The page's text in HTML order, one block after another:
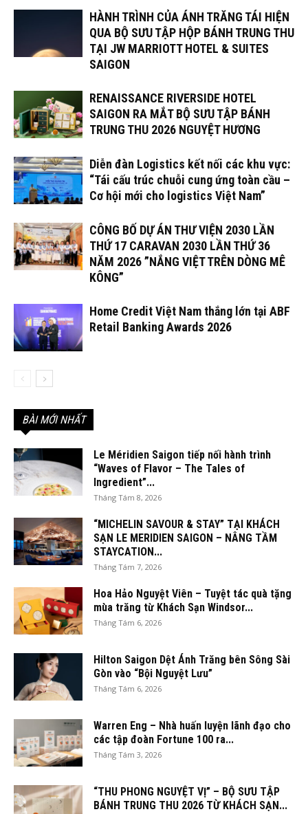
HÀNH TRÌNH CỦA ÁNH TRĂNG TÁI HIỆN
QUA BỘ SƯU TẬP HỘP BÁNH TRUNG THU
TẠI JW MARRIOTT HOTEL & SUITES
SAIGON
RENAISSANCE RIVERSIDE HOTEL
SAIGON RA MẮT BỘ SƯU TẬP BÁNH
TRUNG THU 2026 NGUYỆT HƯƠNG
Diễn đàn Logistics kết nối các khu vực:
“Tái cấu trúc chuỗi cung ứng toàn cầu –
Cơ hội mới cho logistics Việt Nam”
CÔNG BỐ DỰ ÁN THƯ VIỆN 2030 LẦN
THỨ 17 CARAVAN 2030 LẦN THỨ 36
NĂM 2026 ”NẮNG VIỆT TRÊN DÒNG MÊ
KÔNG”
Home Credit Việt Nam thắng lớn tại ABF
Retail Banking Awards 2026
BÀI MỚI NHẤT
Le Méridien Saigon tiếp nối hành trình
“Waves of Flavor – The Tales of
Ingredient”...
Tháng Tám 8, 2026
“MICHELIN SAVOUR & STAY” TẠI KHÁCH
SẠN LE MERIDIEN SAIGON – NÂNG TẦM
STAYCATION...
Tháng Tám 7, 2026
Hoa Hảo Nguyệt Viên – Tuyệt tác quà tặng
mùa trăng từ Khách Sạn Windsor...
Tháng Tám 6, 2026
Hilton Saigon Dệt Ánh Trăng bên Sông Sài
Gòn vào “Bội Nguyệt Lưu”
Tháng Tám 6, 2026
Warren Eng – Nhà huấn luyện lãnh đạo cho
các tập đoàn Fortune 100 ra...
Tháng Tám 3, 2026
“THU PHONG NGUYỆT VỊ” – BỘ SƯU TẬP
BÁNH TRUNG THU 2026 TỪ KHÁCH SẠN...